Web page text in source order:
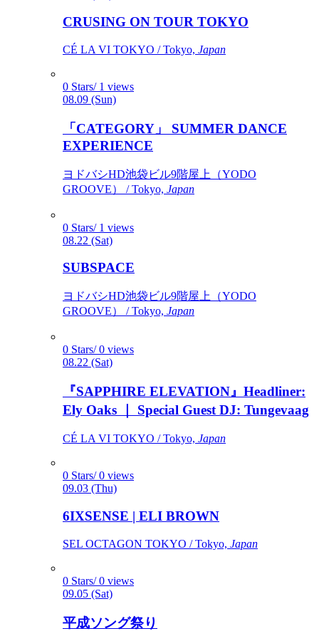
CRUSING ON TOUR TOKYO
CÉ LA VI TOKYO / Tokyo, Japan
0 Stars/ 1 views
08.09 (Sun)
「CATEGORY」 SUMMER DANCE
EXPERIENCE
ヨドバシHD池袋ビル9階屋上（YODO
GROOVE） / Tokyo, Japan
0 Stars/ 1 views
08.22 (Sat)
SUBSPACE
ヨドバシHD池袋ビル9階屋上（YODO
GROOVE） / Tokyo, Japan
0 Stars/ 0 views
08.22 (Sat)
『SAPPHIRE ELEVATION』Headliner:
Ely Oaks ｜ Special Guest DJ: Tungevaag
CÉ LA VI TOKYO / Tokyo, Japan
0 Stars/ 0 views
09.03 (Thu)
6IXSENSE | ELI BROWN
SEL OCTAGON TOKYO / Tokyo, Japan
0 Stars/ 0 views
09.05 (Sat)
平成ソング祭り